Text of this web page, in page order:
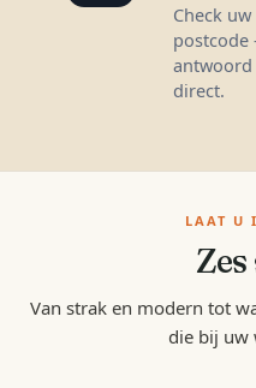
Check uw
antwoord
direct.
LAAT U
Zes
Van strak en modern tot
die bij uw